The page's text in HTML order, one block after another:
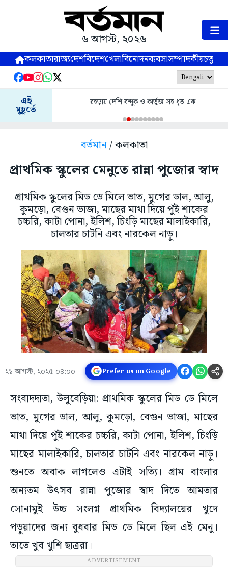
৬ আগস্ট, ২০২৬
কলকাতারাজ্যদেশবিদেশখেলাবিনোদনব্যবসাসম্পাদকীয়
এই
মুহূর্তে
রহড়ায় দেশি বন্দুক ও কার্তুজ সহ ধৃত এক
বর্তমান/ কলকাতা
প্রাথমিক স্কুলের মেনুতে রান্না পুজোর স্বাদ
প্রাথমিক স্কুলের মিড ডে মিলে ভাত, মুগের ডাল, আলু,
কুমড়ো, বেগুন ভাজা, মাছের মাথা দিয়ে পুঁই শাকের
চচ্চরি, কাটা পোনা, ইলিশ, চিংড়ি মাছের মালাইকারি,
চালতার চাটনি এবং নারকেল নাড়ু।
২১ আগস্ট, ২০২৫ ০৪:০০ Prefer us on Google
সংবাদদাতা, উলুবেড়িয়া: প্রাথমিক স্কুলের মিড ডে মিলে
ভাত, মুগের ডাল, আলু, কুমড়ো, বেগুন ভাজা, মাছের
মাথা দিয়ে পুঁই শাকের চচ্চরি, কাটা পোনা, ইলিশ, চিংড়ি
মাছের মালাইকারি, চালতার চাটনি এবং নারকেল নাড়ু।
শুনতে অবাক লাগলেও এটাই সত্যি। গ্রাম বাংলার
অন্যতম উৎসব রান্না পুজোর স্বাদ দিতে আমতার
সোনামুই উচ্চ সংলগ্ন প্রাথমিক বিদ্যালয়ের খুদে
পড়ুয়াদের জন্য বুধবার মিড ডে মিলে ছিল এই মেনু।
তাতে খুব খুশি ছাত্ররা।
ADVERTISEMENT